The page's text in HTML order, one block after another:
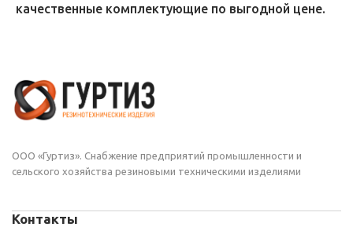
качественные комплектующие по выгодной цене.
ООО «Гуртиз». Снабжение предприятий промышленности и
сельского хозяйства резиновыми техническими изделиями
Контакты